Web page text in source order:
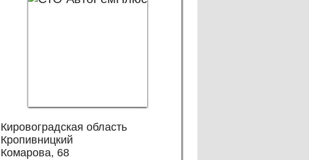
Кировоградская область
Кропивницкий
Комарова, 68